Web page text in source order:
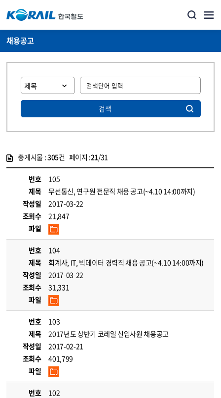
채용공고
검색
총게시물 :305건 페이지 :21/31
번호
105
제목
무선통신, 연구원 전문직 채용 공고(~4.10 14:00까지)
작성일
2017-03-22
조회수
21,847
파일
번호
104
제목
회계사, IT, 빅데이터 경력직 채용 공고(~4.10 14:00까지)
작성일
2017-03-22
조회수
31,331
파일
번호
103
제목
2017년도 상반기 코레일 신입사원 채용공고
작성일
2017-02-21
조회수
401,799
파일
번호
102